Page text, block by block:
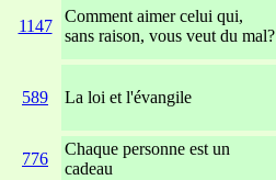
1147
Comment aimer celui qui,
sans raison, vous veut du mal?
589 La loi et l'évangile
776
Chaque personne est un
cadeau